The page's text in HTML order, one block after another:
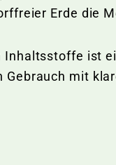
Erde die
ist
mit